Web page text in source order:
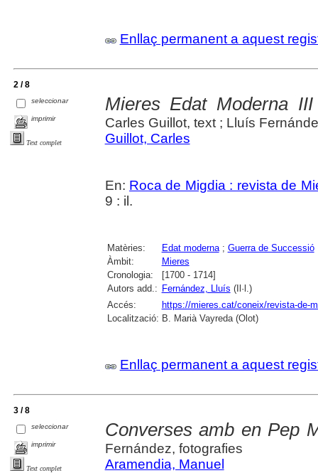
Enllaç permanent a aquest
2 / 8
seleccionar
imprimir
Text complet
Mieres Edat Moderna
Carles Guillot, text ; Lluís
Guillot, Carles
En: Roca de Migdia : revista de
9 : il.
Matèries: Edat moderna; Guerra de Successió
Àmbit:
Mieres
Cronologia:
[1700 - 1714]
Autors add.: Fernández, Lluís (Il·l.)
Accés:
https://mieres.cat/coneix/revista-de-
Localització: B. Marià Vayreda (Olot)
Enllaç permanent a aquest
3 / 8
seleccionar
imprimir
Text complet
Converses amb en Pep
Fernández, fotografies
Aramendia, Manuel